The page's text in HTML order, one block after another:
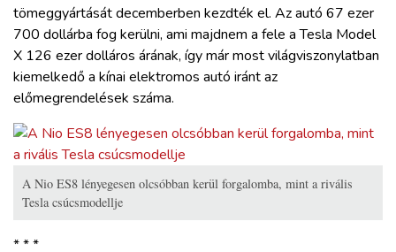
tömeggyártását decemberben kezdték el. Az autó 67 ezer
700 dollárba fog kerülni, ami majdnem a fele a Tesla Model
X 126 ezer dolláros árának, így már most világviszonylatban
kiemelkedő a kínai elektromos autó iránt az
előmegrendelések száma.
A Nio ES8 lényegesen olcsóbban kerül forgalomba, mint a rivális
Tesla csúcsmodellje
* * *